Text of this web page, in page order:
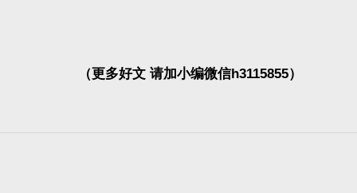
（更多好文 请加小编微信h3115855）